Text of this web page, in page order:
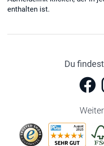
enthalten ist.
Du